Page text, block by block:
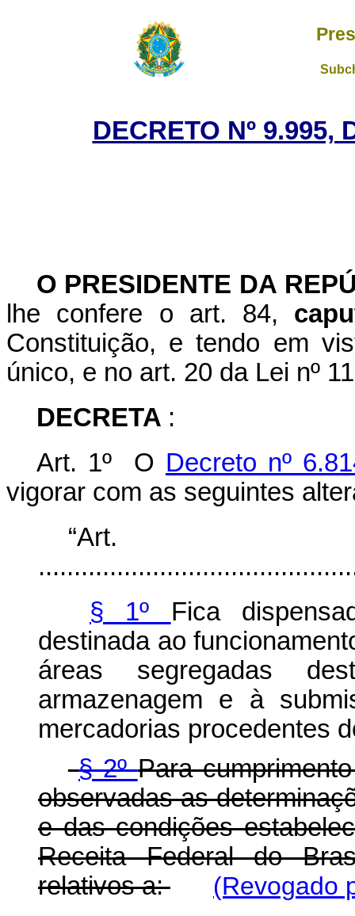
DECRETO Nº 9.995,
O PRESIDENTE DA
lhe confere o art. 84,
Constituição, e tendo em
único, e no art. 20 da Lei nº
DECRETA :
Art. 1º O Decreto nº
vigorar com as seguintes
§ 1º Fica
destinada ao
áreas segregadas
armazenagem e à
mercadorias procedentes
§ 2ºPara
observadas as
e das condições
Receita Federal do
relativos a:
(Revogado